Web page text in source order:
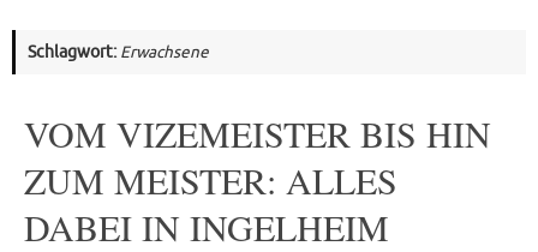
Schlagwort: Erwachsene
VOM VIZEMEISTER BIS HIN
ZUM MEISTER: ALLES
DABEI IN INGELHEIM